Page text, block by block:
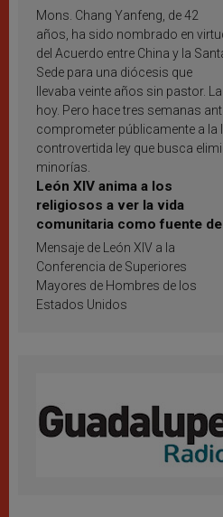
Mons. Chang Yanfeng, de 42
años, ha sido nombrado en
del Acuerdo entre China y la
Sede para una diócesis que
llevaba veinte años sin pastor.
hoy. Pero hace tres semanas
comprometer públicamente a la
controvertida ley que busca
minorías.
León XIV anima a los
religiosos a ver la vida
comunitaria como fuente de
inspiración y santificación
Mensaje de León XIV a la
Conferencia de Superiores
Mayores de Hombres de los
Estados Unidos